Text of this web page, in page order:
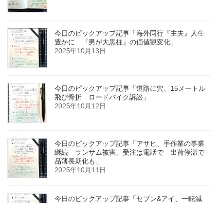
今日のピックアップ記事「海外同行『主夫』人生
豊かに 『男が大黒柱』の価値観変化」
2025年10月13日
今日のピックアップ記事「道路に穴、15メートル
飛び骨折 ロードバイク訴訟」
2025年10月12日
今日のピックアップ記事「アサヒ、手作業の事業
継続 ランサム被害、受注は電話で 出荷停滞で
品薄長期化も」
2025年10月11日
今日のピックアップ記事「セブン&アイ、一転減